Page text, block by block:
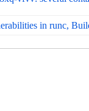
in runc,